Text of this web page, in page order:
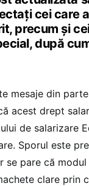
cei care
precum și
după
mesaje din
acest drept
de salarizare
Sporul este
se pare că
clare prin